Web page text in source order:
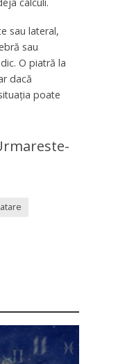
calculi.
sau lateral,
sau
O piatră la
dacă
poate